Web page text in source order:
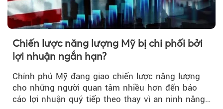
Chiến lược năng lượng Mỹ bị chi phối bởi
lợi nhuận ngắn hạn?
Chính phủ Mỹ đang giao chiến lược năng lượng
cho những người quan tâm nhiều hơn đến báo
cáo lợi nhuận quý tiếp theo thay vì an ninh năng